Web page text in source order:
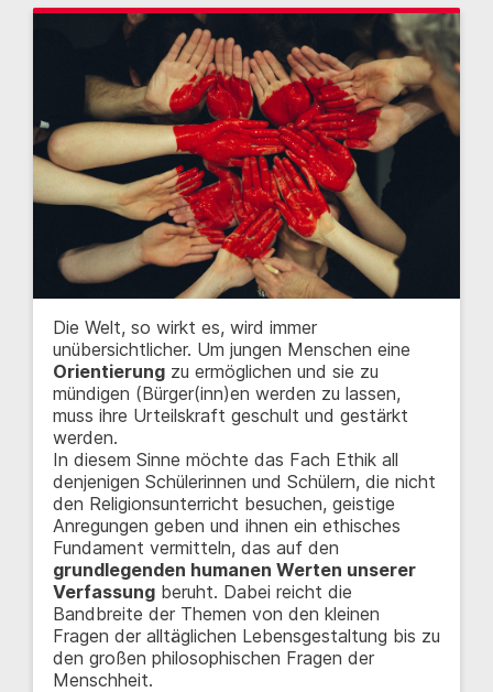
Die Welt, so wirkt es, wird immer
unübersichtlicher. Um jungen Menschen eine
Orientierung zu ermöglichen und sie zu
mündigen (Bürger(inn)en werden zu lassen,
muss ihre Urteilskraft geschult und gestärkt
werden.
In diesem Sinne möchte das Fach Ethik all
denjenigen Schülerinnen und Schülern, die nicht
den Religionsunterricht besuchen, geistige
Anregungen geben und ihnen ein ethisches
Fundament vermitteln, das auf den
grundlegenden humanen Werten unserer
Verfassung beruht. Dabei reicht die
Bandbreite der Themen von den kleinen
Fragen der alltäglichen Lebensgestaltung bis zu
den großen philosophischen Fragen der
Menschheit.